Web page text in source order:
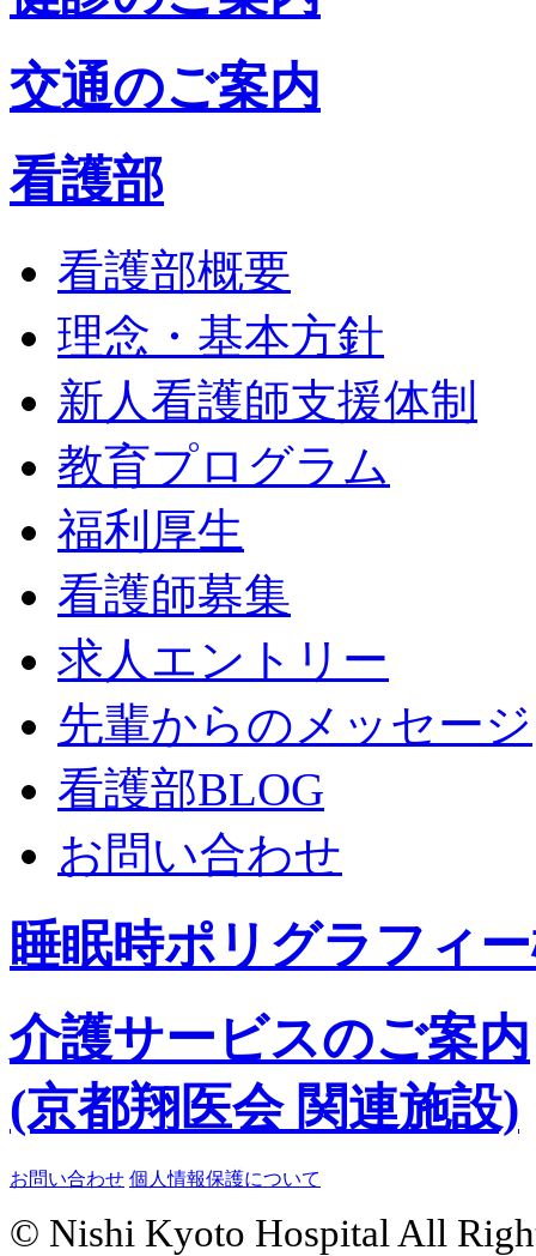
交通のご案内
看護部
看護部概要
理念・基本方針
新人看護師支援体制
教育プログラム
福利厚生
看護師募集
求人エントリー
先輩からのメッセージ
看護部BLOG
お問い合わせ
睡眠時ポリグラフィ
介護サービスのご案内
(京都翔医会 関連施設)
お問い合わせ 個人情報保護について
© Nishi Kyoto Hospital All